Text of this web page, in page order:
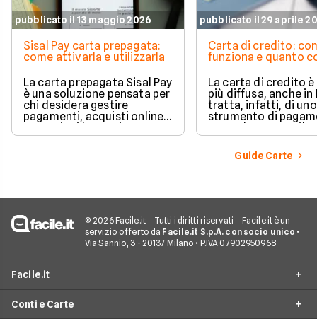
pubblicato il 13 maggio 2026
Sisal Pay carta prepagata:
come attivarla e utilizzarla
La carta prepagata Sisal Pay
è una soluzione pensata per
chi desidera gestire
pagamenti, acquisti online e
quotidiane senza aprire un
pubblicato il 29 aprile
Carta di credito:
funziona e quanto
La carta di credito è
più diffusa, anche in
tratta, infatti, di uno
strumento di
Vediamo quindi di
tratta quando si
carte di credito.
Guide Carte
© 2026 Facile.it Tutti i diritti riservati
Facile.it è un
servizio offerto da Facile.it S.p.A. con socio unico •
Via Sannio, 3 - 20137 Milano • P.IVA 07902950968
Facile.it
Conti e Carte